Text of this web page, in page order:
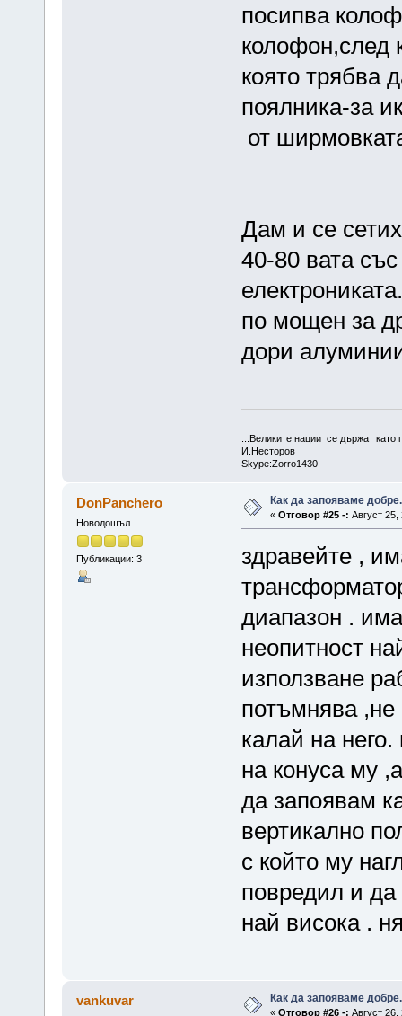
посипва
колофон,след
която трябва
поялника-за
от
Дам и се
40-80 вата
по мощен за
дори
...Великите нации се държат като
И.Несторов
Skype:Zorro1430
DonPanchero
Новодошъл
Публикации: 3
Как да запояваме добре.
« Отговор #25 -: Август
здравейте ,
диапазон .
неопитност
използване
потъмнява
калай на
на конуса му
да запоявам
вертикално
с който му
повредил и
най висока .
vankuvar Как да запояваме добре.
« Отговор #26 -: Август